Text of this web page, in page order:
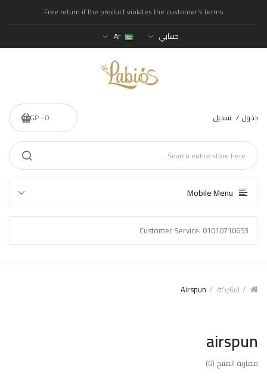
Free return if the product violates the customer's terms
حسابي
Ar
دخول تسجيل 0 - 0EGP
Mobile Menu
Customer Service: 01010710653
الشركة Airspun
airspun
مقارنة المنتج (0)